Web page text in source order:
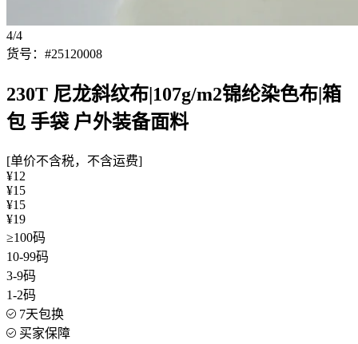
4/4
货号：#25120008
230T 尼龙斜纹布|107g/m2锦纶染色布|箱
包 手袋 户外装备面料
[单价不含税，不含运费]
¥12
¥15
¥15
¥19
≥100码
10-99码
3-9码
1-2码
7天包换
买家保障